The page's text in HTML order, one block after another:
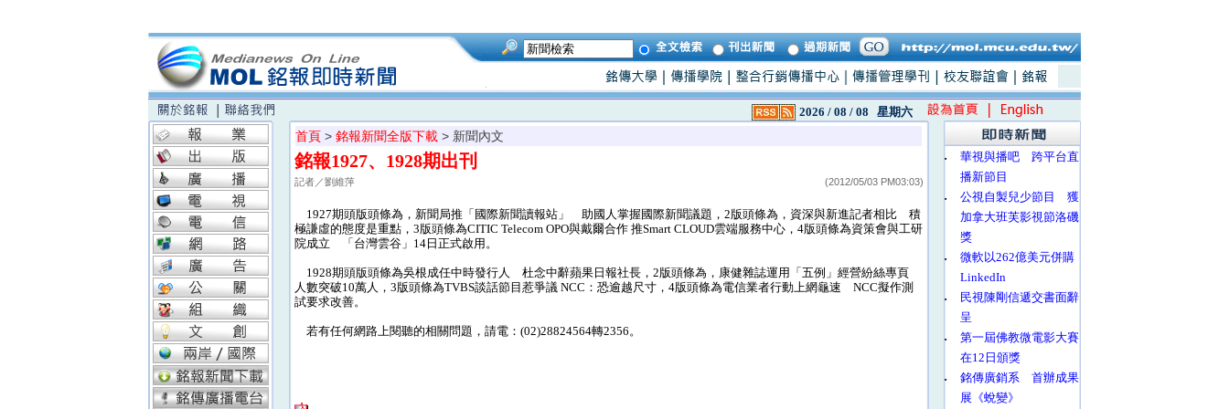
2026 / 08 / 08 星期六
首頁 > 銘報新聞全版下載 > 新聞內文
銘報1927、1928期出刊
記者／劉維萍 (2012/05/03 PM03:03)
1927期頭版頭條為，新聞局推「國際新聞讀報站」 助國人掌握國際新聞議題，2版頭條為，資深與新進記者相比 積
極謙虛的態度是重點，3版頭條為CITIC Telecom OPO與戴爾合作 推Smart CLOUD雲端服務中心，4版頭條為資策會與工研
院成立 「台灣雲谷」14日正式啟用。
1928期頭版頭條為吳根成任中時發行人 杜念中辭蘋果日報社長，2版頭條為，康健雜誌運用「五例」經營紛絲專頁
人數突破10萬人，3版頭條為TVBS談話節目惹爭議 NCC：恐逾越尺寸，4版頭條為電信業者行動上網龜速 NCC擬作測
試要求改善。
若有任何網路上閱聽的相關問題，請電：(02)28824564轉2356。
‧
華視與播吧 跨平台直
播新節目
‧
公視自製兒少節目 獲
加拿大班芙影視節洛磯
獎
‧
微軟以262億美元併購
LinkedIn
‧
民視陳剛信遞交書面辭
呈
‧
第一屆佛教微電影大賽
在12日頒獎
‧
銘傳廣銷系 首辦成果
展《蛻變》